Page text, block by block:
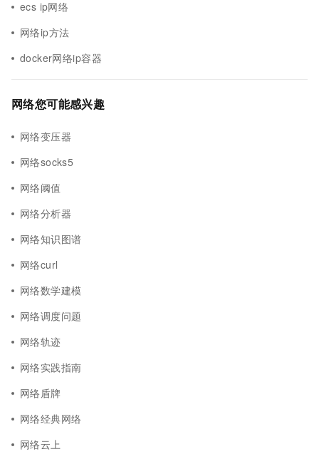
ecs ip网络
网络ip方法
docker网络ip容器
网络您可能感兴趣
网络变压器
网络socks5
网络阈值
网络分析器
网络知识图谱
网络curl
网络数学建模
网络调度问题
网络轨迹
网络实践指南
网络盾牌
网络经典网络
网络云上